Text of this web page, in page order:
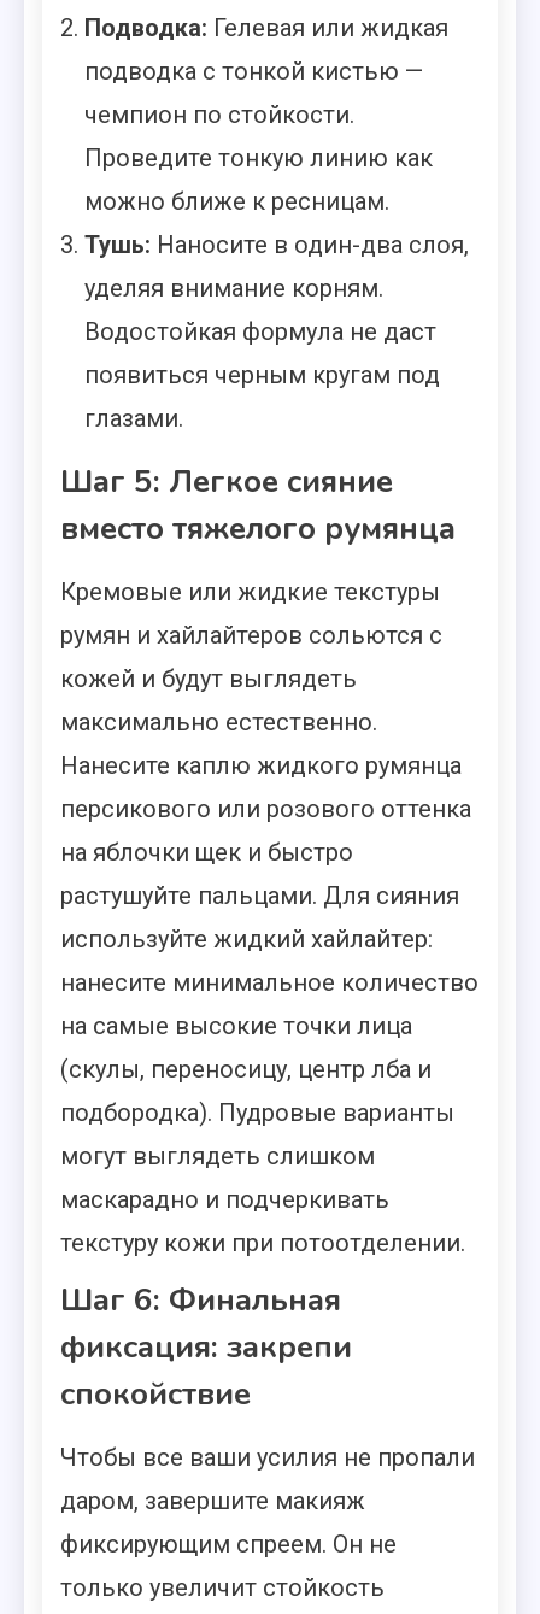
Подводка: Гелевая или жидкая
подводка с тонкой кистью —
чемпион по стойкости.
Проведите тонкую линию как
можно ближе к ресницам.
Тушь: Наносите в один-два слоя,
уделяя внимание корням.
Водостойкая формула не даст
появиться черным кругам под
глазами.
Шаг 5: Легкое сияние
вместо тяжелого румянца
Кремовые или жидкие текстуры
румян и хайлайтеров сольются с
кожей и будут выглядеть
максимально естественно.
Нанесите каплю жидкого румянца
персикового или розового оттенка
на яблочки щек и быстро
растушуйте пальцами. Для сияния
используйте жидкий хайлайтер:
нанесите минимальное количество
на самые высокие точки лица
(скулы, переносицу, центр лба и
подбородка). Пудровые варианты
могут выглядеть слишком
маскарадно и подчеркивать
текстуру кожи при потоотделении.
Шаг 6: Финальная
фиксация: закрепи
спокойствие
Чтобы все ваши усилия не пропали
даром, завершите макияж
фиксирующим спреем. Он не
только увеличит стойкость